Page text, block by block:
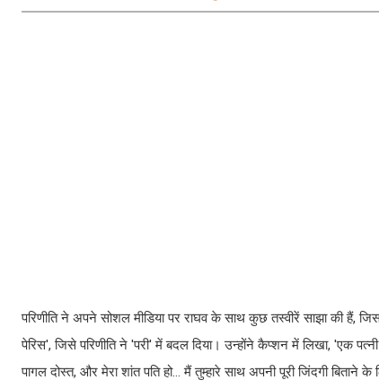
परिणीति ने अपने सोशल मीडिया पर राघव के साथ कुछ तस्वीरें साझा की हैं,
पेरिस', जिसे परिणीति ने 'परी' में बदल दिया। उन्होंने कैप्शन में लिखा, 'एक
पागल दोस्त, और मेरा शांत पति हो… मैं तुम्हारे साथ अपनी पूरी जिंदगी बिताने